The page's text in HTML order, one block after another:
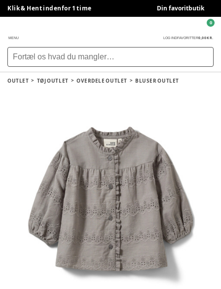
Klik & Hent indenfor 1 time Din favoritbutik
MENU LOG INDFAVORITTER0,00 KR.
0
OUTLET TØJ OUTLET OVERDELE OUTLET BLUSER OUTLET